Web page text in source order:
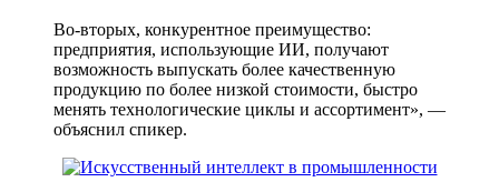
Во-вторых, конкурентное преимущество:
предприятия, использующие ИИ, получают
возможность выпускать более качественную
продукцию по более низкой стоимости, быстро
менять технологические циклы и ассортимент», —
объяснил спикер.